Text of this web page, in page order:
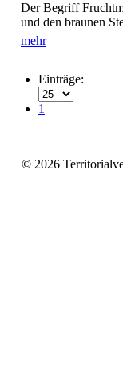
Der Begriff
und den braunen
mehr
Einträge:
1
© 2026